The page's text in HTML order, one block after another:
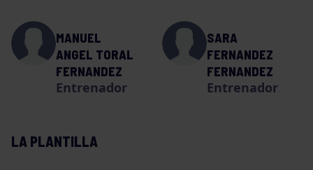
MANUEL
ANGEL TORAL
FERNANDEZ
Entrenador
SARA
FERNANDEZ
FERNANDEZ
Entrenador
LA PLANTILLA